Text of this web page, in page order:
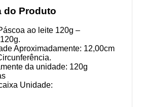
do Produto
ao leite 120g –
Aproximadamente: 12,00cm
da unidade: 120g
Unidade: